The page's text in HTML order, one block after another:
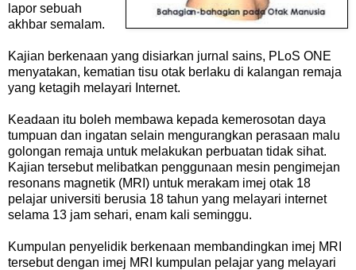
lapor sebuah
akhbar semalam.
Kajian berkenaan yang disiarkan jurnal sains, PLoS ONE
menyatakan, kematian tisu otak berlaku di kalangan remaja
yang ketagih melayari Internet.
Keadaan itu boleh membawa kepada kemerosotan daya
tumpuan dan ingatan selain mengurangkan perasaan malu
golongan remaja untuk melakukan perbuatan tidak sihat.
Kajian tersebut melibatkan penggunaan mesin pengimejan
resonans magnetik (MRI) untuk merakam imej otak 18
pelajar universiti berusia 18 tahun yang melayari internet
selama 13 jam sehari, enam kali seminggu.
Kumpulan penyelidik berkenaan membandingkan imej MRI
tersebut dengan imej MRI kumpulan pelajar yang melayari